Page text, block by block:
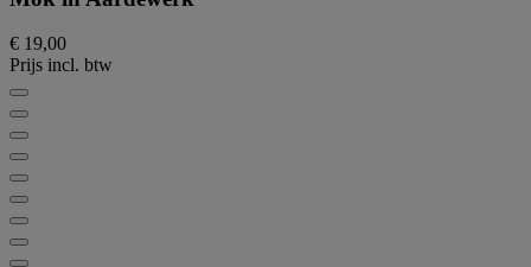
€ 19,00
Prijs incl. btw